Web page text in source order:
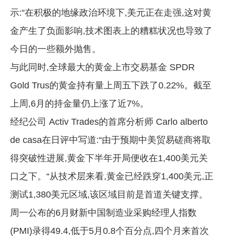
示:“在积极的地缘政治环境下,美元正在走强,这对黄
金产生了负面影响,技术图表上的糟糕状况也导致了
今日的一些额外抛售。
与此同时,全球最大的黄金上市交易基金 SPDR
Gold Trus的黄金持有量上周五下跌了0.22%。截至
上周,6月的持金量仍上涨了近7%。
经纪公司 Activ Trades的首席分析师 Carlo alberto
de casa在日评中写道:“由于预期中美贸易磋商将取
得突破性进展,黄金下半年开局便收在1,400美元关
口之下。“从技术层来看,黄金已经跌穿1,400美元,正
测试1,380美元区域,该区域目前是首道关键支撑。
周一公布的6月财新中国制造业采购经理人指数
(PMI)录得49.4,低于5月0.8个百分点,四个月来首次